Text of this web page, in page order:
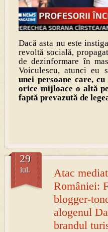
Dacă asta nu este
revoltă socială,
de dezinformare în
Voiculescu, atunci eu
unei persoane care,
orice mijloace o altă
faptă prevazută de
Atac
României:
blogger-
alogenul
brandul
29
iul.